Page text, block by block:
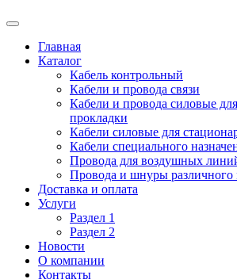
Главная
Каталог
Кабель контрольный
Кабели и провода связи
Кабели и провода силовые
прокладки
Кабели силовые для
Кабели специального
Провода для воздушных
Провода и шнуры различного
Доставка и оплата
Услуги
Раздел 1
Раздел 2
Новости
О компании
Контакты